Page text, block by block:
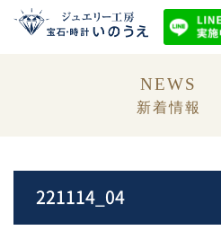
NEWS
新着情報
221114_04